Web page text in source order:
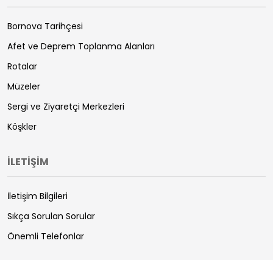
Bornova Tarihçesi
Afet ve Deprem Toplanma Alanları
Rotalar
Müzeler
Sergi ve Ziyaretçi Merkezleri
Köşkler
İLETİŞİM
İletişim Bilgileri
Sıkça Sorulan Sorular
Önemli Telefonlar